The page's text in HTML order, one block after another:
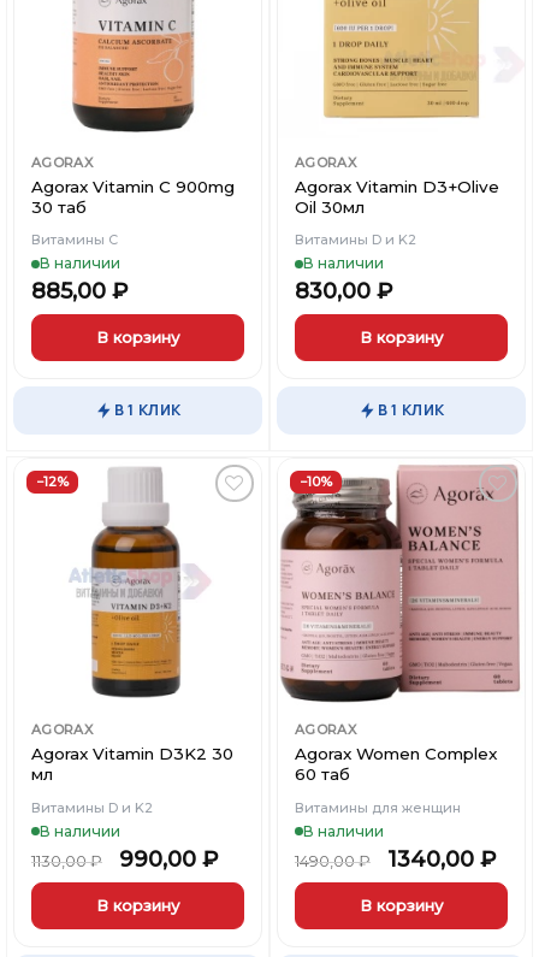
AGORAX
Agorax Vitamin C 900mg
30 таб
Витамины С
В наличии
885,00 ₽
В корзину
В 1 КЛИК
AGORAX
Agorax Vitamin D3+Olive
Oil 30мл
Витамины D и K2
В наличии
830,00 ₽
В корзину
В 1 КЛИК
−12%
Вишлист
AGORAX
Agorax Vitamin D3K2 30
мл
Витамины D и K2
В наличии
1130,00₽ 990,00 ₽
В корзину
−10%
Добавить
в
Вишлист
AGORAX
Agorax Women Complex
60 таб
Витамины для женщин
В наличии
1490,00₽ 1340,00 ₽
В корзину
Каталог
Бренды
Подарочные сертификаты
Магазины
Блог
Каталог
Бренды
Подарочные сертификаты
Магазины
Блог
Каталог
Бренды
Подарочные сертификаты
Магазины
Блог